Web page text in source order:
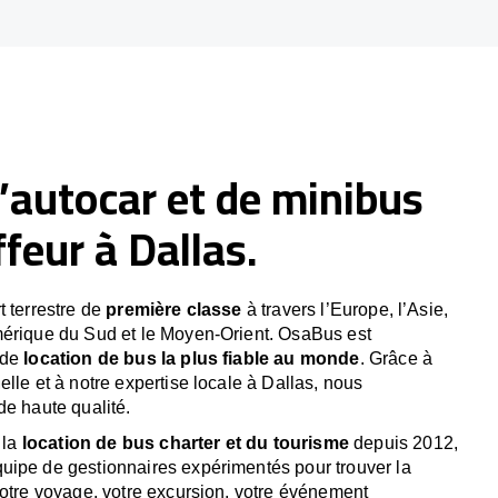
et de minibus
à Dallas.
terrestre de première classe à travers l’Europe, l’Asie,
du Sud et le Moyen-Orient. OsaBus est
location de bus la plus fiable au monde. Grâce à
et à notre expertise locale à Dallas, nous
haute qualité.
location de bus charter et du tourismedepuis 2012,
de gestionnaires expérimentés pour trouver la
voyage, votre excursion, votre événement